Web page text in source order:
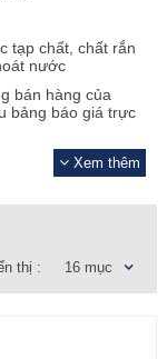
tạp chất, chất rắn
nước
bán hàng của
bảng báo giá trực
Ebara. Nếu
Hãy liên hệ ngay
Xem thêm
thị : 16 mục